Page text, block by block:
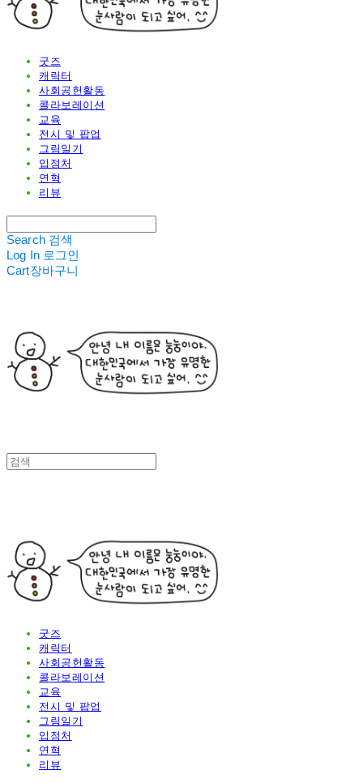
굿즈
캐릭터
사회공헌활동
콜라보레이션
교육
전시 및 팝업
그림일기
입점처
연혁
리뷰
Search 검색
Log In 로그인
Cart장바구니
굿즈
캐릭터
사회공헌활동
콜라보레이션
교육
전시 및 팝업
그림일기
입점처
연혁
리뷰